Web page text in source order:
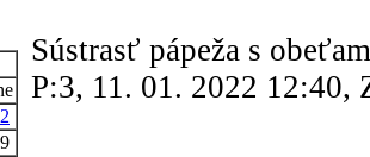
2
9
Sústrasť pápeža s
P:3, 11. 01. 2022 12:40,